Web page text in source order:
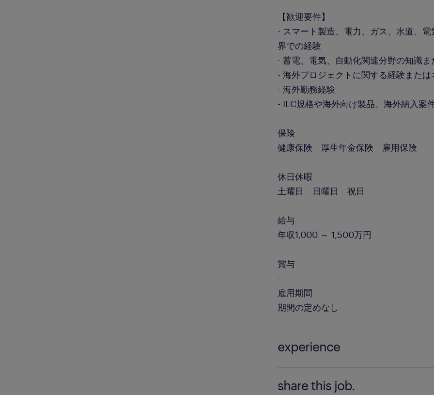
【歓迎要件】
- スマート製造、電力、ガス、水道、
界での経験
- 蓄電、電気、自動化関連分野の知識ま
- 海外プロジェクトに関する経験または
- 海外勤務経験
- IEC規格や海外向け製品、海外納入案
保険
健康保険 厚生年金保険 雇用保険
休日休暇
土曜日 日曜日 祝日
給与
年収1,000 ～ 1,500万円
賞与
-
雇用期間
期間の定めなし
experience
サポートいずれかの実務経験3年以上 -
share this job.